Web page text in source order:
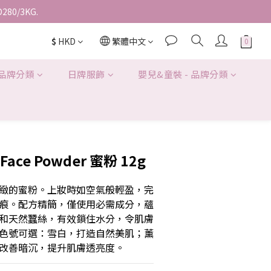
3KG.
$ HKD 繁體中文
牌分類 日牌服飾 嬰兒&童裝 - 品牌分類
Powder 蜜粉 12g
的蜜粉。上妝時如空氣般輕盈，完
。配方精簡，僅使用必需成分，蘊
天然蠶絲，有效鎖住水分，令肌膚
號可選：雪白，打造自然美肌；薰
善暗沉，提升肌膚透亮度。